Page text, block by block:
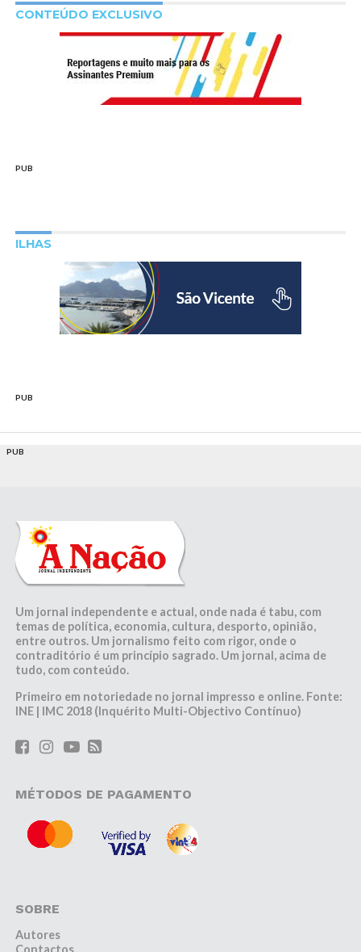
CONTEÚDO EXCLUSIVO
PUB
ILHAS
PUB
PUB
Um jornal independente e actual, onde nada é tabu, com
temas de política, economia, cultura, desporto, opinião,
entre outros. Um jornalismo feito com rigor, onde o
contraditório é um princípio sagrado. Um jornal, acima de
tudo, com conteúdo.
Primeiro em notoriedade no jornal impresso e online. Fonte:
INE | IMC 2018 (Inquérito Multi-Objectivo Contínuo)
MÉTODOS DE PAGAMENTO
SOBRE
Autores